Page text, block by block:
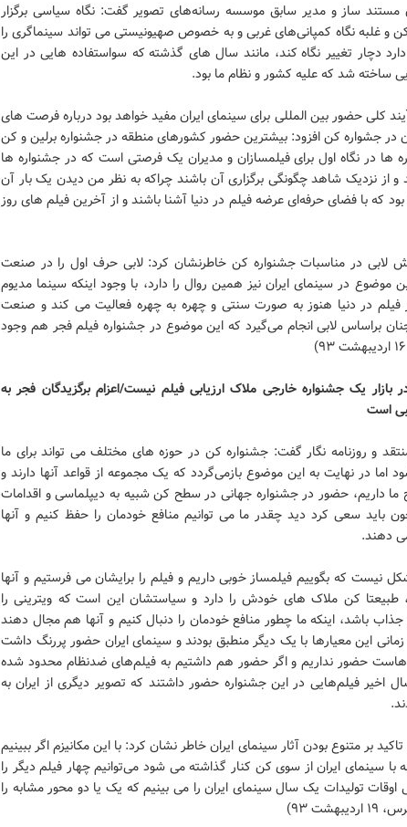
مستند ساز و مدیر سابق موسسه رسانه‌های تصویر گفت: نگاه سیاسی برگزار
و غلبه نگاه کمپانی‌های غربی و به خصوص صهیونیستی می تواند سینماگری را
دچار تغییر نگاه كند، مانند سال های گذشته كه سواستفاده هایی در این
ساخته شد که علیه کشور و نظام ما بود.
کلی حضور بین المللی برای سینمای ایران مفید خواهد بود درباره فرصت های
در جشواره کن افزود: بیشترین حضور کشورهای منطقه در جشنواره برلین و کن
ها در نگاه اول برای فیلمسازان و مدیران یک فرصتی است که در جشنواره ها
از نزدیک شاهد چگونگی برگزاری آن باشند چراکه به نظر من دیدن یک بار آن
که با فضای حرفه‌ای عرضه فیلم در دنیا آشنا باشند و از آخرین فیلم های روز
لابی در مناسبات جشنواره کن خاطرنشان کرد: لابی حرف اول را در صنعت
موضوع در سینمای ایران نیز همین روال را دارد، با وجود اینکه سینما مدیوم
فیلم در دنیا هنوز به صورت سنتی و چهره به چهره فعالیت می کند و صنعت
براساس لابی انجام می‌گیرد که این موضوع در جشنواره فیلم فجر هم وجود
بازار یک جشنواره خارجی ملاک ارزیابی فیلم نیست/اعزام برگزیدگان فجر به
است
و روزنامه نگار گفت: جشنواره کن در حوزه های مختلف می تواند برای ما
اما در نهایت به این موضوع بازمی‌گردد که یک مجموعه از قواعد آنها دارند و
داریم، حضور در جشنواره جهانی در سطح کن شبیه به دیپلماسی و اقدامات
باید سعی کرد دید چقدر ما می توانیم منافع خودمان را حفظ کنیم و آنها
دهند.
نیست که بگوییم فیلمساز خوبی داریم و فیلم را برایشان می فرستیم و آنها
طبیعتا کن ملاک های خودش را دارد و سیاستشان این است كه ویترینی را
جذاب باشد، اینکه ما چطور منافع خودمان را دنبال کنیم و آنها هم مجال دهند
این معیارها با یک دیگر منطبق بودند و سینمای ایران حضور پررنگ داشت
هاست حضور نداریم و اگر حضور هم داشتیم به فیلم‌های ضدنظام محدود شده
اخیر فیلم‌هایی در این جشنواره حضور داشتند که تصویر دیگری از ایران به
مجله ۲۴ با تاکید بر متنوع بودن آثار سینمای ایران خاطر نشان کرد: با این مکانیزم اگر ببینیم
با سینمای ایران از سوی کن کنار گذاشته می شود می‌توانیم چهار فیلم دیگر را
اوقات تولیدات یک سال سینمای ایران را می بینیم که یک یا دو محور مشابه را
۹۳)